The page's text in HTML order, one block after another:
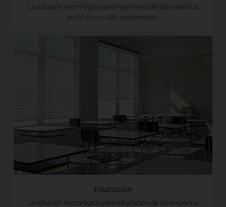
La solución tecnológica para hostelería de los expertos
en Wi-Fi con alto rendimiento.
Educación
La solución tecnológica para educación de los expertos